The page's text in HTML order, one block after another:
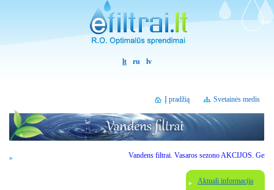
lt ru lv
Svetainės medis
Į pradžią
Vandens filtrai. Vasaros sezono AKCIJOS.
Aktuali informacija